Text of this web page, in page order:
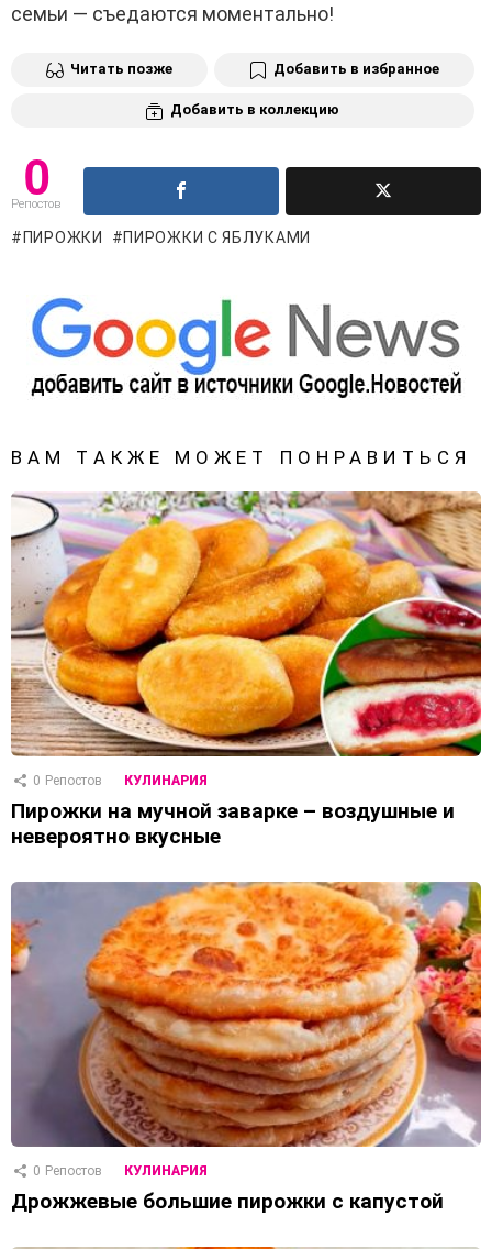
семьи — съедаются моментально!
Читать позже Добавить в избранное
Добавить в коллекцию
0
Репостов
ПИРОЖКИ ПИРОЖКИ С ЯБЛУКАМИ
ВАМ ТАКЖЕ МОЖЕТ ПОНРАВИТЬСЯ
0 Репостов КУЛИНАРИЯ
Пирожки на мучной заварке – воздушные и
невероятно вкусные
0 Репостов КУЛИНАРИЯ
Дрожжевые большие пирожки с капустой